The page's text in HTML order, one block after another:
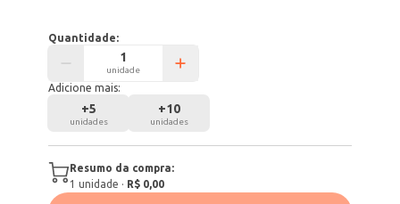
Quantidade:
unidade
Adicione mais:
+5
unidades
+10
unidades
Resumo da compra:
1 unidade · R$ 0,00